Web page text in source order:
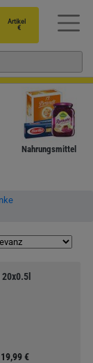
Artikel
€
Nahrungsmittel
19,99 €